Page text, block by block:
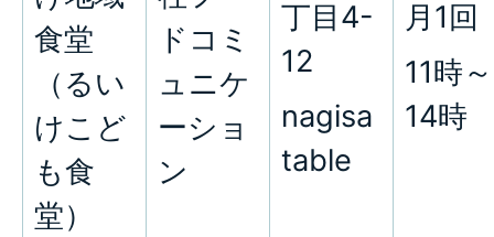
食堂
（るい
けこど
も食
堂）
ドコミ
ュニケ
ーショ
ン
丁目4-
12
nagisa
table
月1回
11時～
14時